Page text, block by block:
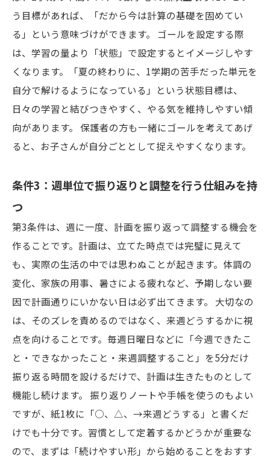
う目標があれば、「だから今は計算の基礎を固めてい
る」という意味づけができます。 ゴールを設定する際
は、学習の量より「状態」で設定するとイメージしやす
くなります。「夏の終わりに、1学期の苦手だった単元を
自分で解けるようになっている」という状態目標は、
日々の学習と結びつきやすく、やる気を維持しやすい傾
向があります。 保護者の方も一緒にゴールを考えてあげ
ると、お子さんが自分ごととして捉えやすくなります。
条件3：週単位で振り返りと調整を行う仕組みを持
つ
第3条件は、週に一度、計画を振り返って調整する機会を
作ることです。計画は、立てた時点では完璧に見えて
も、実際の生活の中では思わぬことが起きます。体調の
変化、家族の用事、暑さによる疲れなど、予期しない要
因で計画通りにいかない日は必ず出てきます。 大切なの
は、そのズレを責めるのではなく、来週どうするかに視
点を向けることです。毎週日曜日などに「今週できたこ
と・できなかったこと・来週調整すること」を5分だけ
振り返る時間を設けるだけで、計画は生きたものとして
機能し続けます。 振り返りノートや手帳を使うのもよい
ですが、紙1枚に「○、△、→来週どうする」と書くだ
けでも十分です。習慣として定着するかどうかが重要な
ので、まずは「続けやすい形」から始めることをおすす